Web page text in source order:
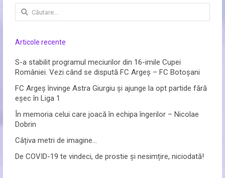
Caută
după:
Articole recente
S-a stabilit programul meciurilor din 16-imile Cupei
României. Vezi când se dispută FC Argeș – FC Botoșani
FC Argeș învinge Astra Giurgiu și ajunge la opt partide fără
eșec în Liga 1
În memoria celui care joacă în echipa îngerilor – Nicolae
Dobrin
Câțiva metri de imagine…
De COVID-19 te vindeci, de prostie și nesimțire, niciodată!